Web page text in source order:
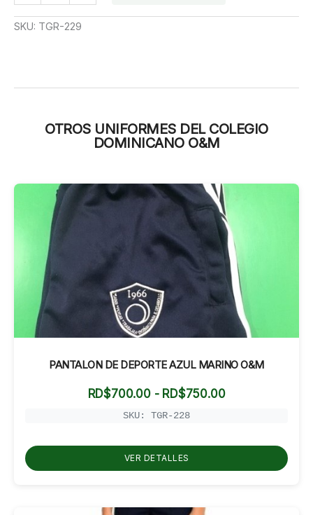
de
Cuadros
SKU: TGR-229
OTROS UNIFORMES DEL COLEGIO
DOMINICANO O&M
PANTALON DE DEPORTE AZUL MARINO O&M
RD$700.00 - RD$750.00Rango
RD$750.00
SKU: TGR-228
VER DETALLES